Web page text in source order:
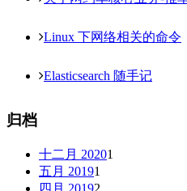
Linux 下网络相关的命令
Elasticsearch 随手记
归档
十二月 20201
五月 20191
四月 20192